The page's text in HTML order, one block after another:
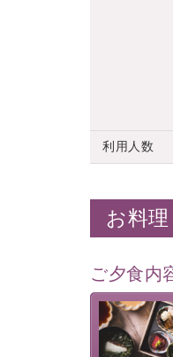
利用人数
お料理
ご夕食内
美湖膳とは
提供する為